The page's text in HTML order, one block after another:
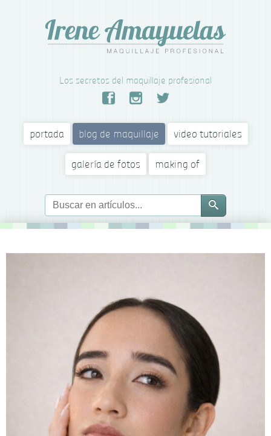
Los secretos del maquillaje profesional
portada blog de maquillaje video tutoriales
galería de fotos making of